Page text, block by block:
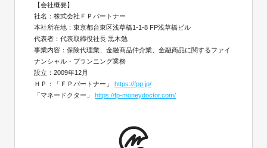
【会社概要】
社名：株式会社ＦＰパートナー
本社所在地：東京都台東区浅草橋1-1-8 FP浅草橋ビル
代表者：代表取締役社長 黒木勉
事業内容：保険代理業、金融商品仲介業、金融商品に関するファイ
ナンシャル・プランニング業務
設立：2009年12月
ＨＰ：「ＦＰパートナー」 https://fpp.jp/
「マネードクター」 https://fp-moneydoctor.com/